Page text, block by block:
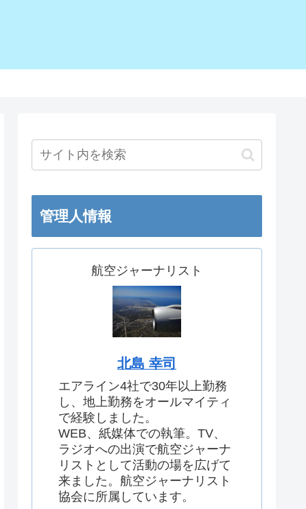
管理人情報
航空ジャーナリスト
北島 幸司
エアライン4社で30年以上勤務
し、地上勤務をオールマイティ
で経験しました。
WEB、紙媒体での執筆。TV、
ラジオへの出演で航空ジャーナ
リストとして活動の場を広げて
来ました。航空ジャーナリスト
協会に所属しています。